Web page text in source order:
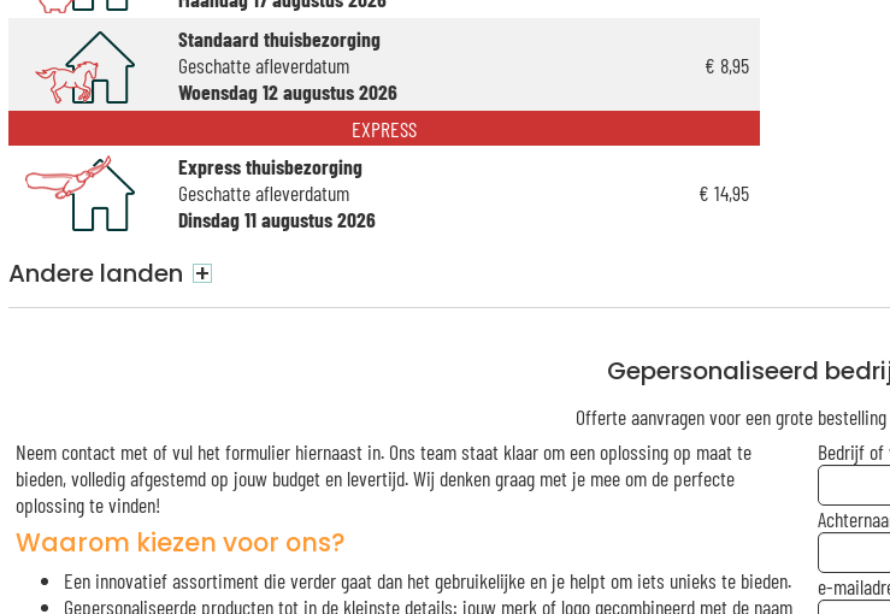
Standaard thuisbezorging
Geschatte afleverdatum
Woensdag 12 augustus 2026
€ 8,95
EXPRESS
Express thuisbezorging
Geschatte afleverdatum
Dinsdag 11 augustus 2026
€ 14,95
Andere landen +
Gepersonaliseerd
Offerte aanvragen voor een grote
Neem contact met of vul het formulier hiernaast in. Ons team staat klaar om een oplossing op maat te
bieden, volledig afgestemd op jouw budget en levertijd. Wij denken graag met je mee om de perfecte
oplossing te vinden!
Waarom kiezen voor ons?
Een innovatief assortiment die verder gaat dan het gebruikelijke en je helpt om iets unieks te bieden.
Gepersonaliseerde producten tot in de kleinste details: jouw merk of logo gecombineerd met de naam
Bedrijf of
e-